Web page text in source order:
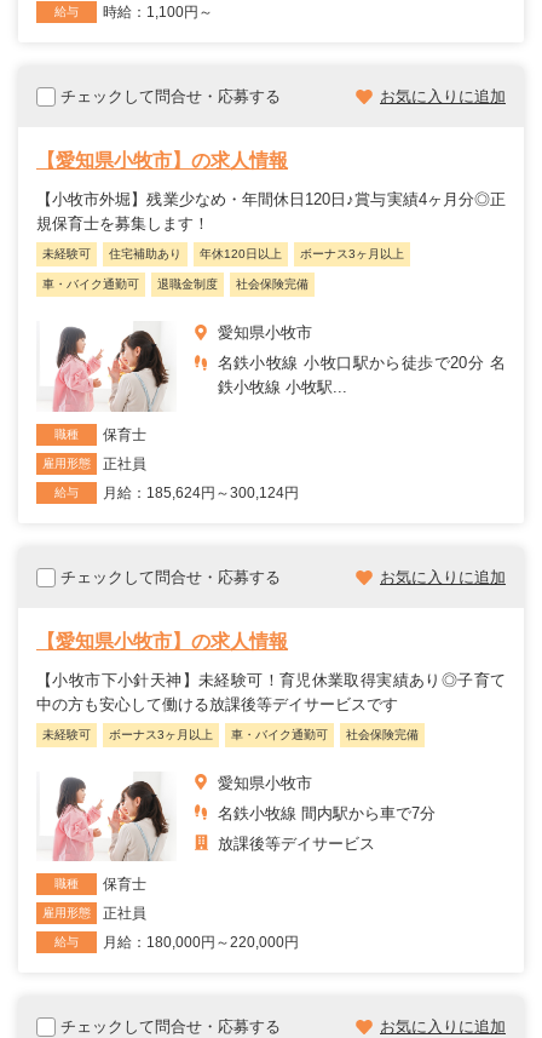
給与 時給：1,100円～
チェックして問合せ・応募する お気に入りに追加
【愛知県小牧市】の求人情報
【小牧市外堀】残業少なめ・年間休日120日♪賞与実績4ヶ月分◎正
規保育士を募集します！
未経験可 住宅補助あり 年休120日以上 ボーナス3ヶ月以上
車・バイク通勤可 退職金制度 社会保険完備
愛知県小牧市
名鉄小牧線 小牧口駅から徒歩で20分 名
鉄小牧線 小牧駅...
職種 保育士
雇用形態 正社員
給与 月給：185,624円～300,124円
チェックして問合せ・応募する お気に入りに追加
【愛知県小牧市】の求人情報
【小牧市下小針天神】未経験可！育児休業取得実績あり◎子育て
中の方も安心して働ける放課後等デイサービスです
未経験可 ボーナス3ヶ月以上 車・バイク通勤可 社会保険完備
愛知県小牧市
名鉄小牧線 間内駅から車で7分
放課後等デイサービス
職種 保育士
雇用形態 正社員
給与 月給：180,000円～220,000円
チェックして問合せ・応募する お気に入りに追加